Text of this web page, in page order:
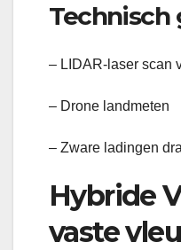
Technisch
– LIDAR-laser scan
– Drone landmeten
– Zware ladingen
Hybride
vaste